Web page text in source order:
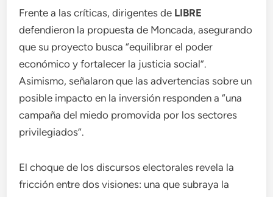
Frente a las críticas, dirigentes de LIBRE
defendieron la propuesta de Moncada, asegurando
que su proyecto busca “equilibrar el poder
económico y fortalecer la justicia social”.
Asimismo, señalaron que las advertencias sobre un
posible impacto en la inversión responden a “una
campaña del miedo promovida por los sectores
privilegiados”.
El choque de los discursos electorales revela la
fricción entre dos visiones: una que subraya la